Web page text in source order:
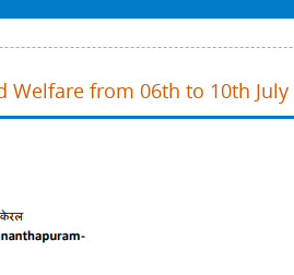
Welfare from 06th to 10th July